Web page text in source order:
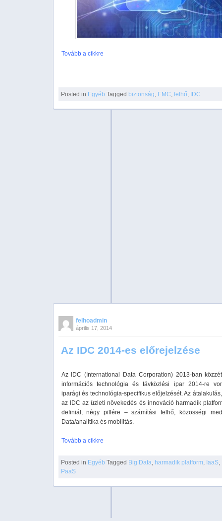
Tovább a cikkre
Posted in Egyéb Tagged biztonság EMC ,felhő IDC
felhoadmin
április 17, 2014
Az IDC 2014-es előrejelzése
Az IDC (International Data Corporation) 2013-ban
információs technológia és távközlési ipar 2014-re
iparági és technológia-specifikus előjelzését. Az
az IDC az üzleti növekedés és innováció harmadik
definiál, négy pillére – számítási felhő, közösségi
Data/analitika és mobilitás.
Tovább a cikkre
Posted in Egyéb Tagged Big Data, harmadik platform, IaaS,
PaaS